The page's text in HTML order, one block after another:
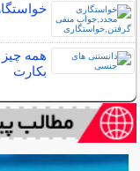
همه
بکارت